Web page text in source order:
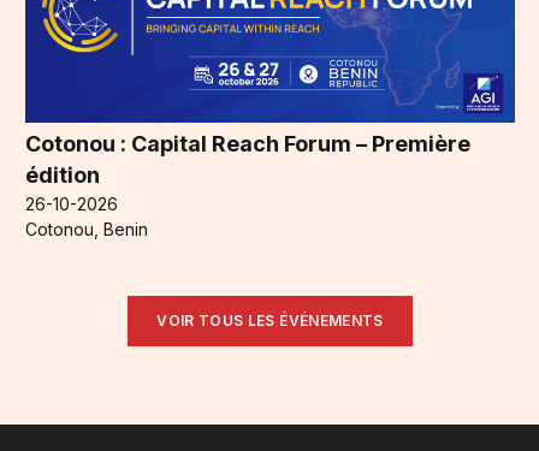
Cotonou : Capital Reach Forum – Première
édition
26-10-2026
Cotonou, Benin
VOIR TOUS LES ÉVÉNEMENTS